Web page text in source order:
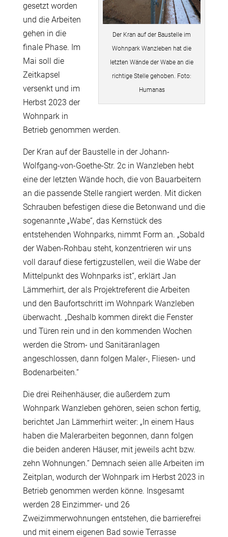
Der Kran auf der Baustelle im
Wohnpark Wanzleben hat die
letzten Wände der Wabe an die
richtige Stelle gehoben. Foto:
Humanas
gesetzt worden
und die Arbeiten
gehen in die
finale Phase. Im
Mai soll die
Zeitkapsel
versenkt und im
Herbst 2023 der
Wohnpark in
Betrieb genommen werden.
Der Kran auf der Baustelle in der Johann-
Wolfgang-von-Goethe-Str. 2c in Wanzleben hebt
eine der letzten Wände hoch, die von Bauarbeitern
an die passende Stelle rangiert werden. Mit dicken
Schrauben befestigen diese die Betonwand und die
sogenannte „Wabe“, das Kernstück des
entstehenden Wohnparks, nimmt Form an. „Sobald
der Waben-Rohbau steht, konzentrieren wir uns
voll darauf diese fertigzustellen, weil die Wabe der
Mittelpunkt des Wohnparks ist“, erklärt Jan
Lämmerhirt, der als Projektreferent die Arbeiten
und den Baufortschritt im Wohnpark Wanzleben
überwacht. „Deshalb kommen direkt die Fenster
und Türen rein und in den kommenden Wochen
werden die Strom- und Sanitäranlagen
angeschlossen, dann folgen Maler-, Fliesen- und
Bodenarbeiten.“
Die drei Reihenhäuser, die außerdem zum
Wohnpark Wanzleben gehören, seien schon fertig,
berichtet Jan Lämmerhirt weiter: „In einem Haus
haben die Malerarbeiten begonnen, dann folgen
die beiden anderen Häuser, mit jeweils acht bzw.
zehn Wohnungen.“ Demnach seien alle Arbeiten im
Zeitplan, wodurch der Wohnpark im Herbst 2023 in
Betrieb genommen werden könne. Insgesamt
werden 28 Einzimmer- und 26
Zweizimmerwohnungen entstehen, die barrierefrei
und mit einem eigenen Bad sowie Terrasse